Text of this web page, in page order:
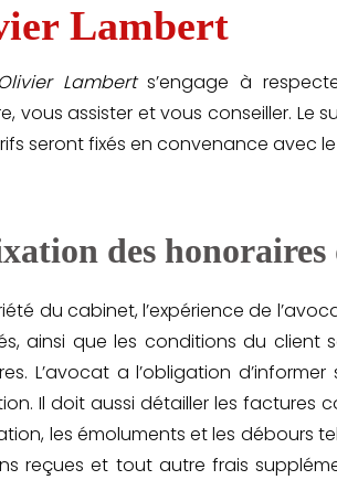
Lambert
Lamberts’engage à
vous assister et vous conseiller.
seront fixés en convenance avec
des honoraires
du cabinet, l’expérience de
ainsi que les conditions du
L’avocat a l’obligation
Il doit aussi détailler les factures
les émoluments et les débours
reçues et tout autre frais